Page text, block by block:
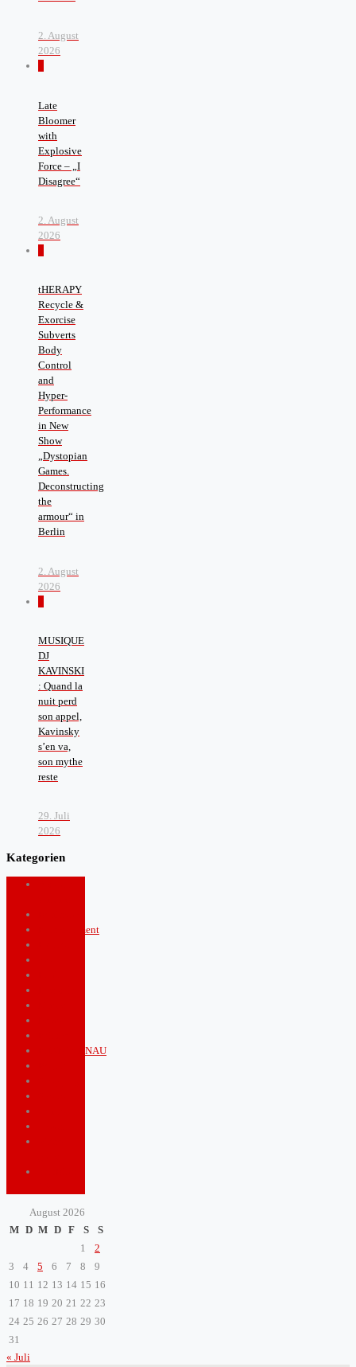
2. August
2026
Late
Bloomer
with
Explosive
Force – „I
Disagree“
2. August
2026
tHERAPY
Recycle &
Exorcise
Subverts
Body
Control
and
Hyper-
Performance
in New
Show
„Dystopian
Games.
Deconstructing
the
armour“ in
Berlin
2. August
2026
MUSIQUE
DJ
KAVINSKI
: Quand la
nuit perd
son appel,
Kavinsky
s’en va,
son mythe
reste
29. Juli
2026
Kategorien
Entertainment
PUNKTGENAU
August 2026
M D M D F S
S
1
2
3
4 5 6 7 8
9
10 11 12 13 14 15 16
17 18 19 20 21 22 23
24 25 26 27 28 29 30
31
« Juli